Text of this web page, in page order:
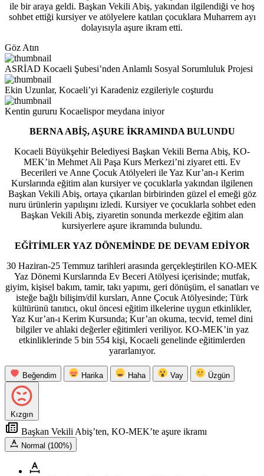
ile bir araya geldi. Başkan Vekili Abiş, yakından ilgilendiği ve hoş
sohbet ettiği kursiyer ve atölyelere katılan çocuklara Muharrem ayı
dolayısıyla aşure ikram etti.
Göz Atın
ASRİAD Kocaeli Şubesi’nden Anlamlı Sosyal Sorumluluk Projesi
Ekin Uzunlar, Kocaeli’yi Karadeniz ezgileriyle coşturdu
Kentin gururu Kocaelispor meydana iniyor
BERNA ABİŞ, AŞURE İKRAMINDA BULUNDU
Kocaeli Büyükşehir Belediyesi Başkan Vekili Berna Abiş, KO-
MEK’in Mehmet Ali Paşa Kurs Merkezi’ni ziyaret etti. Ev
Becerileri ve Anne Çocuk Atölyeleri ile Yaz Kur’an-ı Kerim
Kurslarında eğitim alan kursiyer ve çocuklarla yakından ilgilenen
Başkan Vekili Abiş, ortaya çıkarılan birbirinden güzel el emeği göz
nuru ürünlerin yapılışını izledi. Kursiyer ve çocuklarla sohbet eden
Başkan Vekili Abiş, ziyaretin sonunda merkezde eğitim alan
kursiyerlere aşure ikramında bulundu.
EĞİTİMLER YAZ DÖNEMİNDE DE DEVAM EDİYOR
30 Haziran-25 Temmuz tarihleri arasında gerçekleştirilen KO-MEK
Yaz Dönemi Kurslarında Ev Beceri Atölyesi içerisinde; mutfak,
giyim, kişisel bakım, tamir, takı yapımı, geri dönüşüm, el sanatları ve
isteğe bağlı bilişim/dil kursları, Anne Çocuk Atölyesinde; Türk
kültürünü tanıtıcı, okul öncesi eğitim ilkelerine uygun etkinlikler,
Yaz Kur’an-ı Kerim Kursunda; Kur’an okuma, tecvid, temel dini
bilgiler ve ahlaki değerler eğitimleri veriliyor. KO-MEK’in yaz
etkinliklerinde 5 bin 554 kişi, Kocaeli genelinde eğitimlerden
yararlanıyor.
Beğendim Harika Haha Vay Üzgün
Kızgın
Başkan Vekili Abiş’ten, KO-MEK’te aşure ikramı
Normal (100%)